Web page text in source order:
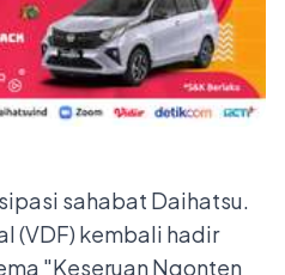
sahabat Daihatsu.
(VDF) kembali hadir
"Keseruan Ngonten